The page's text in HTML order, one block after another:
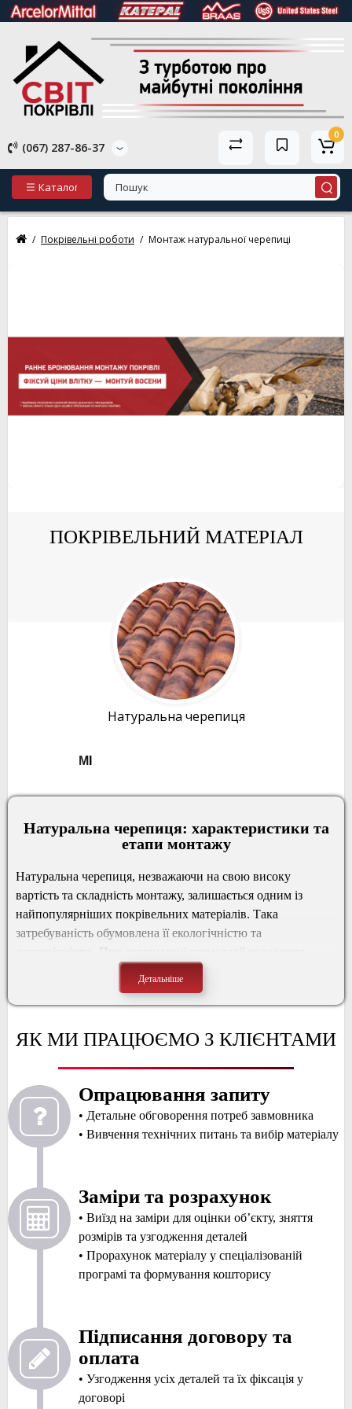
(067) 287-86-37
0
Каталог
Покрівельні роботи Монтаж натуральної черепиці
ПОКРІВЕЛЬНИЙ МАТЕРІАЛ
Натуральна черепиця
МІНІМАЛЬНИЙ ОБ’ЄМ ВІД 50 М²
Натуральна черепиця: характеристики та
етапи монтажу
Натуральна черепиця, незважаючи на свою високу
вартість та складність монтажу, залишається одним із
найпопулярніших покрівельних матеріалів. Така
затребуваність обумовлена ​​її екологічністю та
довговічністю. При дотриманні технології укладання
Складність монтажу спричинена його великою вагою
спеціалістам. При дотриманні всіх рекомендацій,
стандартів і технології можна отримати бездоганний
результат і оцінити всі вигоди від покрівлі з цього
матеріалу.
Основні стадії монтажних робіт
Умовно монтаж керамочерепиці можна поділити на такі
етапи:
Підготовка. Фахівець виконує всі необхідні виміри,
проводить розрахунок кількості матеріалу та
Монтаж кроквяної системи. За рахунок використання
натуральної сировини збільшується вага всієї конструкції.
Тому створення міцної основи – найважливіший етап
ЯК МИ ПРАЦЮЄМО З КЛІЄНТАМИ
Опрацювання запиту
• Детальне обговорення потреб завмовника
• Вивчення технічних питань та вибір матеріалу
Заміри та розрахунок
• Виїзд на заміри для оцінки об’єкту, зняття
розмірів та узгодження деталей
• Прорахунок матеріалу у спеціалізованій
програмі та формування кошторису
Підписання договору та
оплата
• Узгодження усіх деталей та їх фіксація у
договорі